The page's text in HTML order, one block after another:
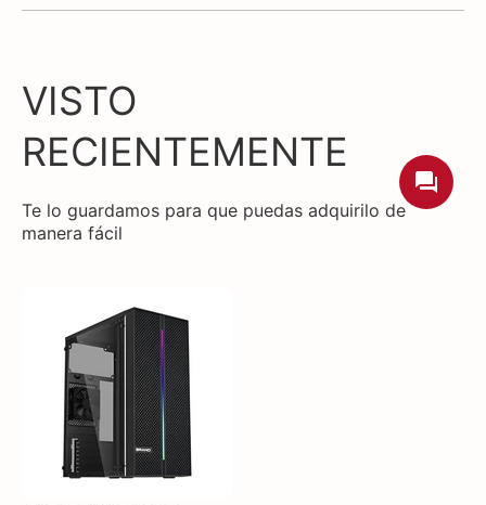
VISTO
RECIENTEMENTE
Te lo guardamos para que puedas adquirilo de
manera fácil